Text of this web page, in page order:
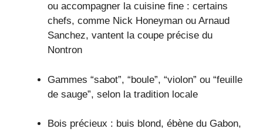
ou accompagner la cuisine fine : certains
chefs, comme Nick Honeyman ou Arnaud
Sanchez, vantent la coupe précise du
Nontron
Gammes “sabot”, “boule”, “violon” ou “feuille
de sauge”, selon la tradition locale
Bois précieux : buis blond, ébène du Gabon,